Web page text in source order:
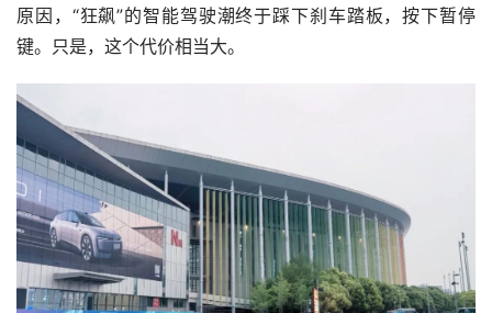
原因，“狂飙”的智能驾驶潮终于踩下刹车踏板，按下暂停
键。只是，这个代价相当大。